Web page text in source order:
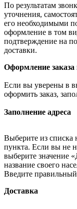
По результатам
уточнения,
его необходимыми
оформление в том
подтверждение на
доставки.
Оформление
Если вы уверены в
оформить заказ,
Заполнение адреса
Выберите из списка
пункта. Если вы не
выберите значение
название своего
Введите
Доставка